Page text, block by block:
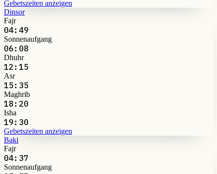
Gebetszeiten anzeigen
Dinsor
Fajr
04:49
Sonnenaufgang
06:08
Dhuhr
12:15
Asr
15:35
Maghrib
18:20
Isha
19:30
Gebetszeiten anzeigen
Baki
Fajr
04:37
Sonnenaufgang